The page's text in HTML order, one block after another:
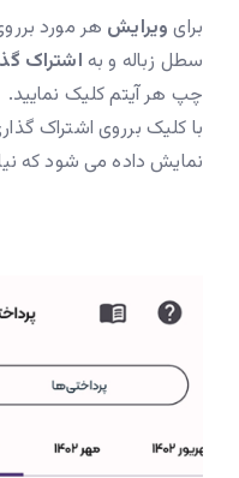
برای ویرایش هر مورد
سطل زباله و به اشتراک
چپ هر آیتم کلیک نمایید.
با کلیک برروی اشتراک
نمایش داده می شود که